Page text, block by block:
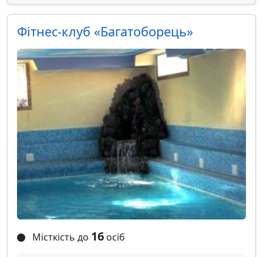
Фітнес-клуб «Багатоборець»
Місткість до 16 осіб